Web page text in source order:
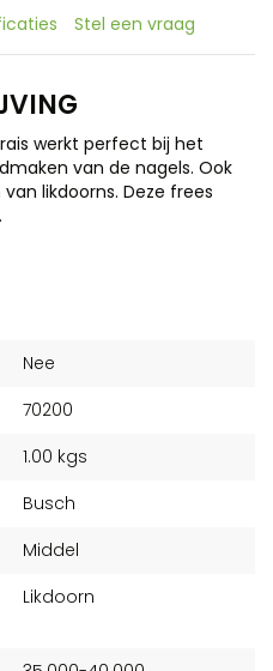
Stel een vraag
werkt perfect bij het
van de nagels. Ook
likdoorns. Deze frees
Nee
70200
1.00 kgs
Busch
Middel
Likdoorn